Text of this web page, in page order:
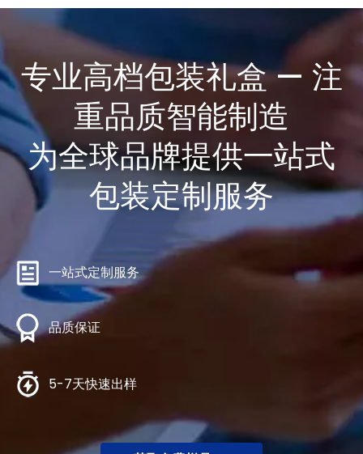
专业高档包装礼盒 — 注
重品质智能制造
为全球品牌提供一站式
包装定制服务
一站式定制服务
品质保证
5-7天快速出样